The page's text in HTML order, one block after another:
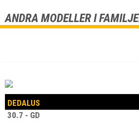
ANDRA MODELLER I
DEDALUS
30.7 - GD